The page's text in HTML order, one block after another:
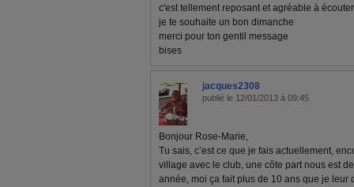
c'est tellement reposant et agréable à écouter
je te souhaite un bon dimanche
merci pour ton gentil message
bises
jacques2308
publié le 12/01/2013 à 09:45
Bonjour Rose-Marie,
Tu sais, c’est ce que je fais actuellement,
village avec le club, une côte part nous est
année, moi ça fait plus de 10 ans que je leur